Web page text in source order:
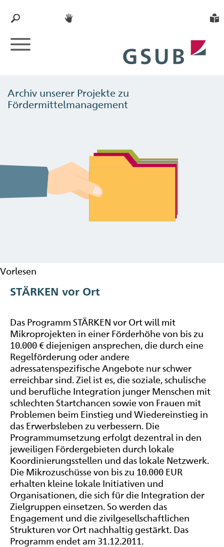
Archiv unserer Projekte zu
Fördermittelmanagement
Vorlesen
STÄRKEN vor Ort
Das Programm STÄRKEN vor Ort will mit
Mikroprojekten in einer Förderhöhe von bis zu
10.000 € diejenigen ansprechen, die durch eine
Regelförderung oder andere
adressatenspezifische Angebote nur schwer
erreichbar sind. Ziel ist es, die soziale, schulische
und berufliche Integration junger Menschen mit
schlechten Startchancen sowie von Frauen mit
Problemen beim Einstieg und Wiedereinstieg in
das Erwerbsleben zu verbessern. Die
Programmumsetzung erfolgt dezentral in den
jeweiligen Fördergebieten durch lokale
Koordinierungsstellen und das lokale Netzwerk.
Die Mikrozuschüsse von bis zu 10.000 EUR
erhalten kleine lokale Initiativen und
Organisationen, die sich für die Integration der
Zielgruppen einsetzen. So werden das
Engagement und die zivilgesellschaftlichen
Strukturen vor Ort nachhaltig gestärkt. Das
Programm endet am 31.12.2011.